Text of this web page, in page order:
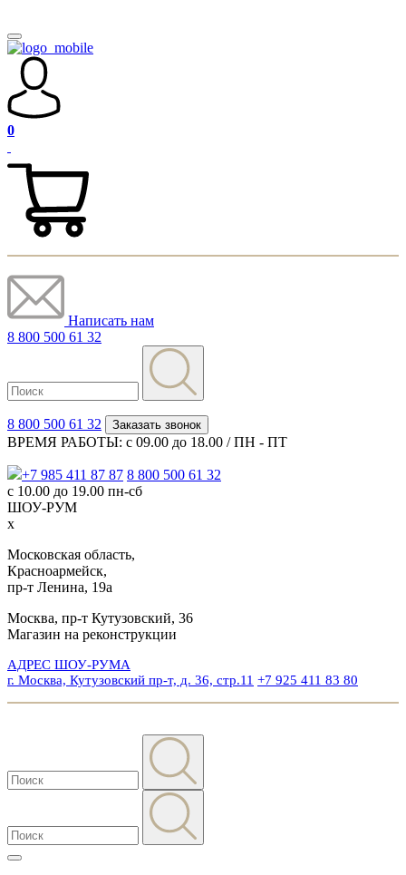
0
Написать нам
8 800 500 61 32
8 800 500 61 32 Заказать звонок
ВРЕМЯ РАБОТЫ: с 09.00 до 18.00 / ПН - ПТ
+7 985 411 87 87 8 800 500 61 32
с 10.00 до 19.00 пн-сб
ШОУ-РУМ
x
Московская область,
Красноармейск,
пр-т Ленина, 19а
Москва, пр-т Кутузовский, 36
Магазин на реконструкции
АДРЕС ШОУ-РУМА
г. Москва, Кутузовский пр-т, д. 36, стр.11 +7 925 411 83 80